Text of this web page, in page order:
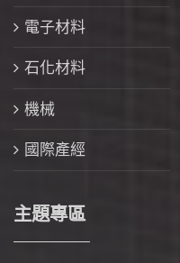
電子材料
石化材料
機械
國際產經
主題專區